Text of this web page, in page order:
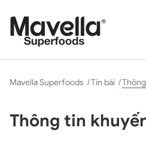
Mavella Superfoods /Tin bài /
Thông tin